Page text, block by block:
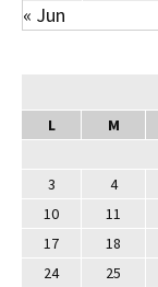
« Jun
L
M
3
4
10
11
17
18
24
25